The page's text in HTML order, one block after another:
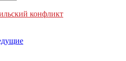
конфликт